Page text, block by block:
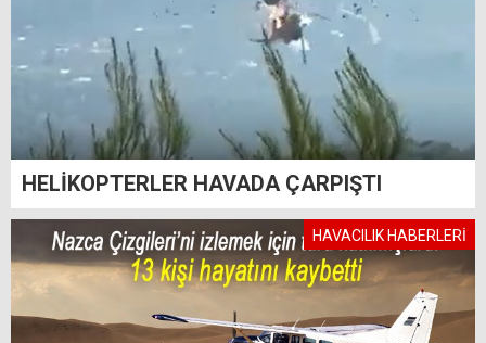
HELİKOPTERLER HAVADA ÇARPIŞTI
HAVACILIK HABERLERİ